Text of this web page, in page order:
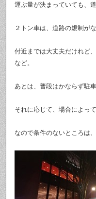
運ぶ量が決まっていても、
２トン車は、道路の規制が
付近までは大丈夫だけれど
など。
あとは、普段はかならず駐
それに応じて、場合によっ
なので条件のないところは